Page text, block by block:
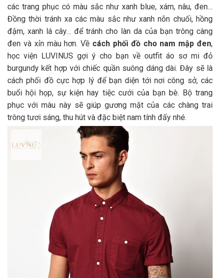
các trang phục có màu sắc như xanh blue, xám, nâu, đen…
Đồng thời tránh xa các màu sắc như xanh nõn chuối, hồng
đậm, xanh lá cây… để tránh cho làn da của bạn trông càng
đen và xỉn màu hơn. Về cách phối đồ cho nam mập đen,
học viện LUVINUS gợi ý cho bạn về outfit áo sơ mi đỏ
burgundy kết hợp với chiếc quần suông dáng dài. Đây sẽ là
cách phối đồ cực hợp lý để bạn diện tới nơi công sở, các
buổi hội họp, sự kiện hay tiệc cưới của bạn bè. Bộ trang
phục với màu này sẽ giúp gương mặt của các chàng trai
trông tươi sáng, thu hút và đặc biệt nam tính đấy nhé.